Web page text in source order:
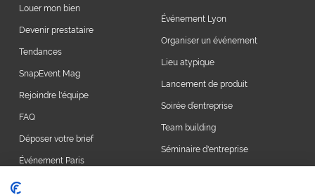
Louer mon bien
Devenir prestataire
Tendances
SnapEvent Mag
Rejoindre l'équipe
FAQ
Déposer votre brief
Événement Paris
Événement Lyon
Organiser un événement
Lieu atypique
Lancement de produit
Soirée d’entreprise
Team building
Séminaire d'entreprise